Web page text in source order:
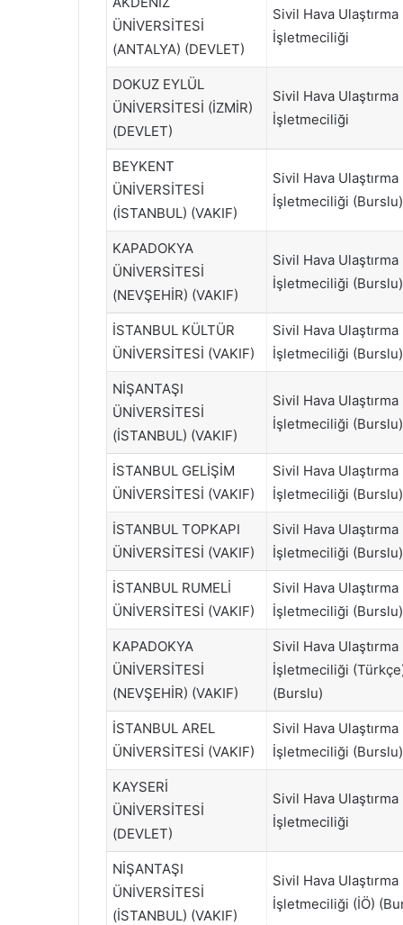
ÜNİVERSİTESİ
(ANTALYA) (DEVLET)
Sivil Hava Ulaştırma
İşletmeciliği
DOKUZ EYLÜL
ÜNİVERSİTESİ (İZMİR)
(DEVLET)
Sivil Hava Ulaştırma
İşletmeciliği
BEYKENT
ÜNİVERSİTESİ
(İSTANBUL) (VAKIF)
Sivil Hava Ulaştırma
İşletmeciliği (Burslu)
KAPADOKYA
ÜNİVERSİTESİ
(NEVŞEHİR) (VAKIF)
Sivil Hava Ulaştırma
İşletmeciliği (Burslu)
İSTANBUL KÜLTÜR
ÜNİVERSİTESİ (VAKIF)
Sivil Hava Ulaştırma
İşletmeciliği (Burslu)
NİŞANTAŞI
ÜNİVERSİTESİ
(İSTANBUL) (VAKIF)
Sivil Hava Ulaştırma
İşletmeciliği (Burslu)
İSTANBUL GELİŞİM
ÜNİVERSİTESİ (VAKIF)
Sivil Hava Ulaştırma
İşletmeciliği (Burslu)
İSTANBUL TOPKAPI
ÜNİVERSİTESİ (VAKIF)
Sivil Hava Ulaştırma
İşletmeciliği (Burslu)
İSTANBUL RUMELİ
ÜNİVERSİTESİ (VAKIF)
Sivil Hava Ulaştırma
İşletmeciliği (Burslu)
KAPADOKYA
ÜNİVERSİTESİ
(NEVŞEHİR) (VAKIF)
Sivil Hava Ulaştırma
İşletmeciliği
(Burslu)
İSTANBUL AREL
ÜNİVERSİTESİ (VAKIF)
Sivil Hava Ulaştırma
İşletmeciliği (Burslu)
KAYSERİ
ÜNİVERSİTESİ
(DEVLET)
Sivil Hava Ulaştırma
İşletmeciliği
NİŞANTAŞI
ÜNİVERSİTESİ
(İSTANBUL) (VAKIF)
Sivil Hava Ulaştırma
İşletmeciliği (İÖ)